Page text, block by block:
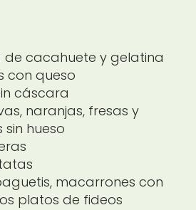
de cacahuete y gelatina
con queso
cáscara
naranjas, fresas y
hueso
macarrones con
platos de fideos